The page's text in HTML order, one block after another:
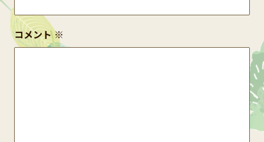
コメント※